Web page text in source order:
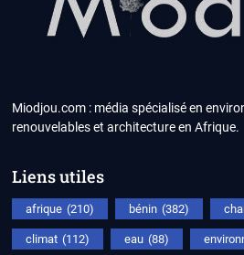
Miodjou.com : média spécialisé en
renouvelables et architecture en Afrique.
Liens utiles
afrique (210) bénin (382)
climat (112) eau (88)